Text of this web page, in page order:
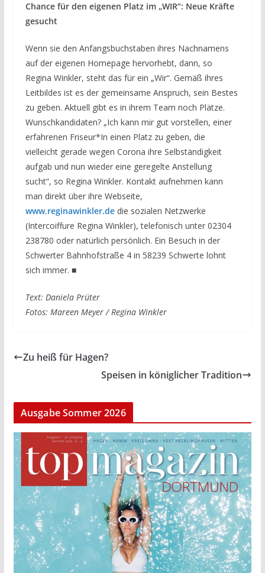
Chance für den eigenen Platz im „WIR“: Neue Kräfte
gesucht
Wenn sie den Anfangsbuchstaben ihres Nachnamens
auf der eigenen Homepage hervorhebt, dann, so
Regina Winkler, steht das für ein „Wir“. Gemäß ihres
Leitbildes ist es der gemeinsame Anspruch, sein Bestes
zu geben. Aktuell gibt es in ihrem Team noch Plätze.
Wunschkandidaten? „Ich kann mir gut vorstellen, einer
erfahrenen Friseur*In einen Platz zu geben, die
vielleicht gerade wegen Corona ihre Selbständigkeit
aufgab und nun wieder eine geregelte Anstellung
sucht“, so Regina Winkler. Kontakt aufnehmen kann
man direkt über ihre Webseite,
www.reginawinkler.de die sozialen Netzwerke
(Intercoiffure Regina Winkler), telefonisch unter 02304
238780 oder natürlich persönlich. Ein Besuch in der
Schwerter Bahnhofstraße 4 in 58239 Schwerte lohnt
sich immer. ■
Text: Daniela Prüter
Fotos: Mareen Meyer / Regina Winkler
Zu heiß für Hagen?
Speisen in königlicher Tradition
Ausgabe Sommer 2026